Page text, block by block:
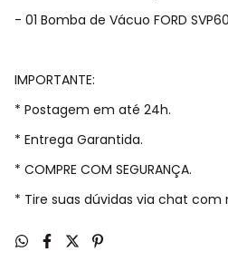
- 01 Bomba de Vácuo FORD
IMPORTANTE:
* Postagem em até 24h.
* Entrega Garantida.
* COMPRE COM SEGURANÇA.
* Tire suas dúvidas via chat com